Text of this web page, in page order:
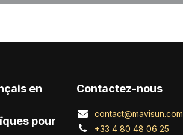
en
pour
Contactez-nous
contact@mavisun.com
+33 4 80 48 06 25